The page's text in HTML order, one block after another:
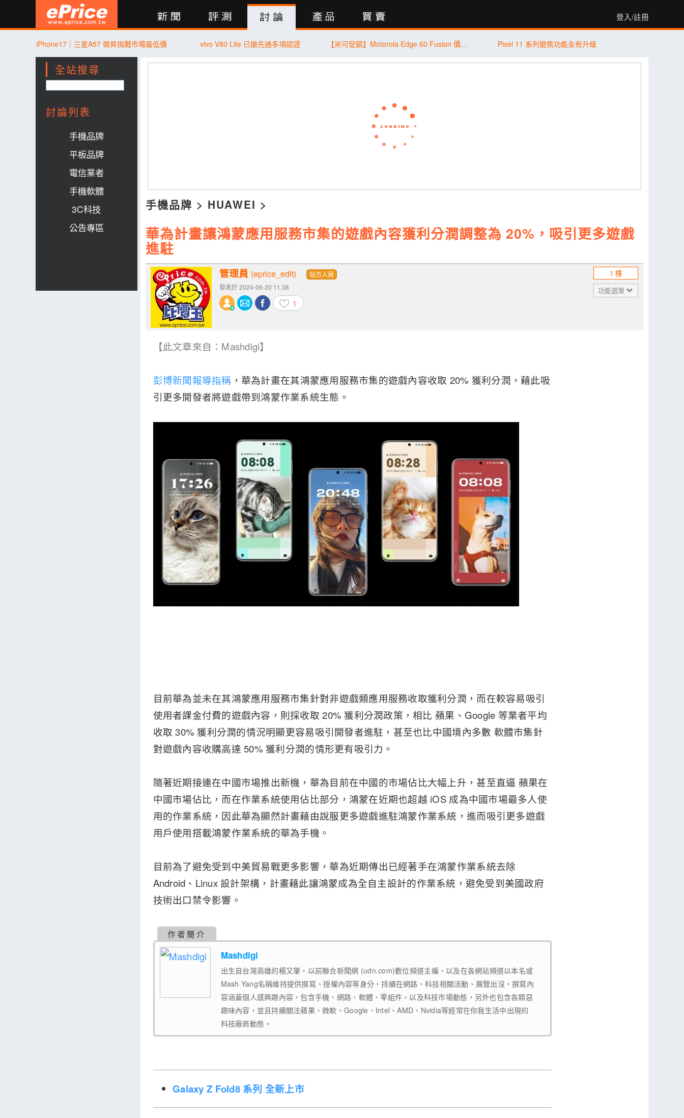
登入/註冊
評測 討論 產品 買賣 登入 行動版
iPhone17｜三星A57 傑昇挑戰市場最低價 vivo V80 Lite 已搶先通多項認證 【米可促銷】Motorola Edge 60 Fusion 價格破盤！米可手機館限時 $8,490 (7/31~8/2) Pixel 11 系列變焦功能全有升級
全站搜尋
討論列表
手機品牌
平板品牌
電信業者
手機軟體
3C科技
公告專區
手機品牌 > HUAWEI >
華為計畫讓鴻蒙應用服務市集的遊戲內容獲利分潤調整為 20%，吸引更多遊戲
進駐
管理員 (eprice_edit)
站方人員
發表於 2024-06-20 11:38
1
1 樓
功能選單
【此文章來自：Mashdigi】
彭博新聞報導指稱 ，華為計畫在其鴻蒙應用服務市集的遊戲內容收取 20% 獲利分潤，藉此吸
引更多開發者將遊戲帶到鴻蒙作業系統生態。
目前華為並未在其鴻蒙應用服務市集針對非遊戲類應用服務收取獲利分潤，而在較容易吸引
使用者課金付費的遊戲內容，則採收取 20% 獲利分潤政策，相比 蘋果、Google 等業者平均
收取 30% 獲利分潤的情況明顯更容易吸引開發者進駐，甚至也比中國境內多數 軟體市集針
對遊戲內容收購高達 50% 獲利分潤的情形更有吸引力。
隨著近期接連在中國市場推出新機，華為目前在中國的市場佔比大幅上升，甚至直逼 蘋果在
中國市場佔比，而在作業系統使用佔比部分，鴻蒙在近期也超越 iOS 成為中國市場最多人使
用的作業系統，因此華為顯然計畫藉由說服更多遊戲進駐鴻蒙作業系統，進而吸引更多遊戲
用戶使用搭載鴻蒙作業系統的華為手機。
目前為了避免受到中美貿易戰更多影響，華為近期傳出已經著手在鴻蒙作業系統去除
Android、Linux 設計架構，計畫藉此讓鴻蒙成為全自主設計的作業系統，避免受到美國政府
技術出口禁令影響。
作者簡介
Mashdigi
出生自台灣高雄的楊又肇，以前聯合新聞網 (udn.com)數位頻道主編，以及在各網站頻道以本名或
Mash Yang名稱維持提供撰寫、授權內容等身分，持續在網路、科技相關活動、展覽出沒。撰寫內
容涵蓋個人感興趣內容，包含手機、網路、軟體、零組件，以及科技市場動態，另外也包含各類惡
趣味內容，並且持續關注蘋果、微軟、Google、Intel、AMD、Nvidia等經常在你我生活中出現的
科技廠商動態。
Galaxy Z Fold8 系列 全新上市